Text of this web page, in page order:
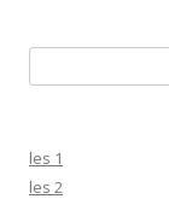
les 1
les 2